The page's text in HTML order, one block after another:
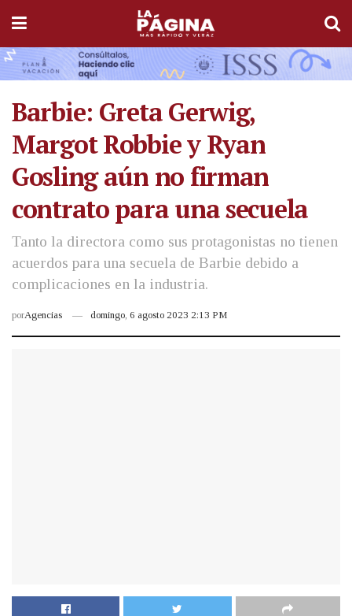
Barbie: Greta Gerwig,
Margot Robbie y Ryan
Gosling aún no firman
contrato para una secuela
Tanto la directora como sus protagonistas no tienen
acuerdos para una secuela de Barbie debido a
complicaciones en la industria.
porAgencias domingo, 6 agosto 2023 2:13 PM